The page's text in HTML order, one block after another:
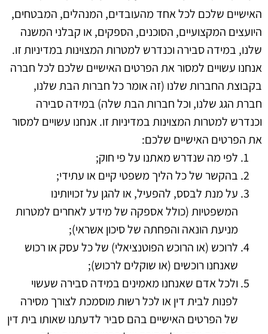
האישיים שלכם לכל אחד מהעובדים, המנהלים, המבטחים,
היועצים המקצועיים, הסוכנים, הספקים, או קבלני המשנה
שלנו, במידה סבירה וכנדרש למטרות המצוינות במדיניות זו.
אנחנו עשויים למסור את הפרטים האישיים שלכם לכל חברה
בקבוצת החברות שלנו (זה אומר כל חברות הבת שלנו,
חברת הגג שלנו, וכל חברות הבת שלה) במידה סבירה
וכנדרש למטרות המצוינות במדיניות זו.אנחנו עשויים למסור
את הפרטים האישיים שלכם:
לפי מה שנדרש מאתנו על פי חוק;
בהקשר של כל הליך משפטי קיים או עתידי;
על מנת לבסס, להפעיל, או להגן על זכויותינו
המשפטיות (כולל אספקה של מידע לאחרים למטרות
מניעת הונאה והפחתה של סיכון אשראי);
לרוכש (או הרוכש הפוטנציאלי) של כל עסק או רכוש
שאנחנו רוכשים (או שוקלים לרכוש);
ולכל אדם שאנחנו מאמינים במידה סבירה שעשוי
לפנות לבית דין או לכל רשות מוסמכת לצורך מסירה
של הפרטים האישיים בהם סביר לדעתנו שאותו בית דין